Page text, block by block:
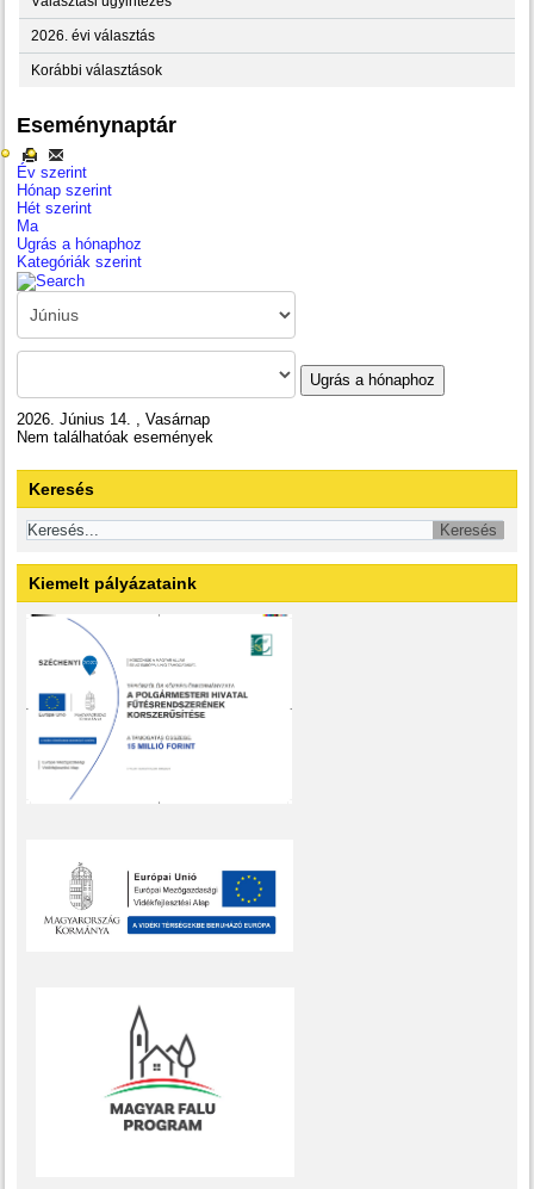
2026. évi választás
Korábbi választások
Eseménynaptár
Év szerint
Hónap szerint
Hét szerint
Ma
Ugrás a hónaphoz
Kategóriák szerint
Ugrás a hónaphoz
2026. Június 14. , Vasárnap
Nem találhatóak események
Keresés
Kiemelt pályázataink